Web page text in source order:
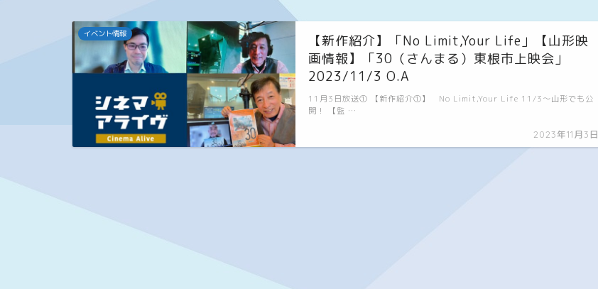
イベント情報
【新作紹介】「No Limit,Your Life」【山形映
画情報】「30（さんまる）東根市上映会」
2023/11/3 O.A
2023年11月3日
11月3日放送① 【新作紹介①】 No Limit,Your Life 11/3～山形でも公
開！ 【監 …